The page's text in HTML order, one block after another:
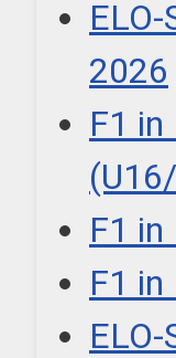
2026
F1 in
F1 in
F1 in